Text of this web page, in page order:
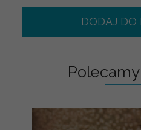
DODAJ DO